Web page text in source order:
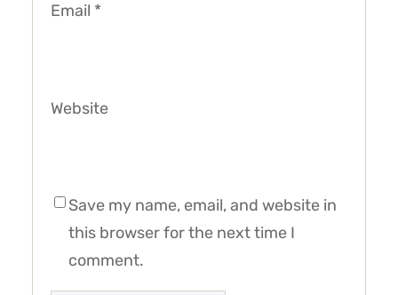
Email *
Website
Save my name, email, and website in
this browser for the next time I
comment.